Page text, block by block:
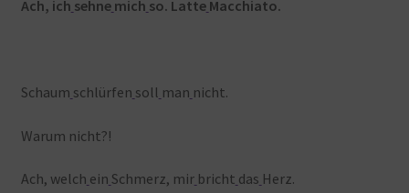
Ach, ich sehne mich so. Latte Macchiato.
Schaum schlürfen soll man nicht.
Warum nicht?!
Ach, welch ein Schmerz, mir bricht das Herz.